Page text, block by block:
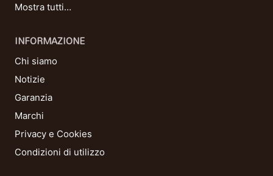
Mostra tutti…
INFORMAZIONE
Chi siamo
Notizie
Garanzia
Marchi
Privacy e Cookies
Condizioni di utilizzo